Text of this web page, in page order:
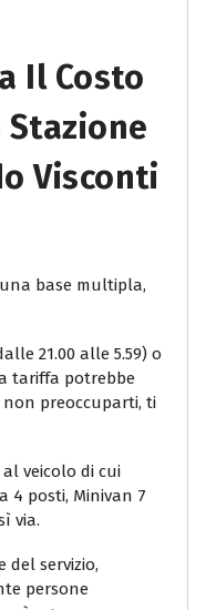
Il Costo
Stazione
Visconti
base multipla,
21.00 alle 5.59) o
tariffa potrebbe
non preoccuparti, ti
veicolo di cui
4 posti, Minivan 7
via.
del servizio,
persone